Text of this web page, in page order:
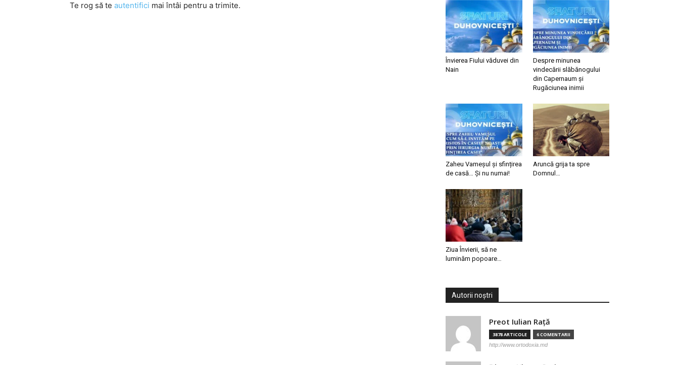
Te rog să te autentifici mai întâi pentru a trimite.
Învierea Fiului văduvei din
Nain
Despre minunea
vindecării slăbănogului
din Capernaum și
Rugăciunea inimii
Zaheu Vameșul și sfințirea
de casă… Și nu numai!
Aruncă grija ta spre
Domnul…
Ziua Învierii, să ne
luminăm popoare…
Autorii noștri
Preot Iulian Raţă
3878 ARTICOLE 6 COMENTARII
http://www.ortodoxia.md